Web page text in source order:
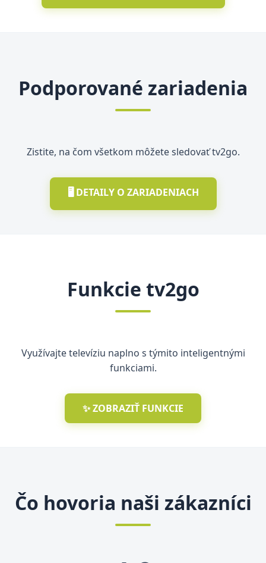
Podporované zariadenia
Zistite, na čom všetkom môžete sledovať tv2go.
🖥️ DETAILY O ZARIADENIACH
Funkcie tv2go
Využívajte televíziu naplno s týmito inteligentnými
funkciami.
✨ ZOBRAZIŤ FUNKCIE
Čo hovoria naši zákazníci